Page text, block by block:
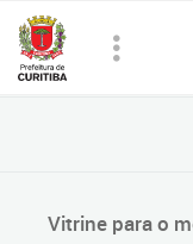
Vitrine para o